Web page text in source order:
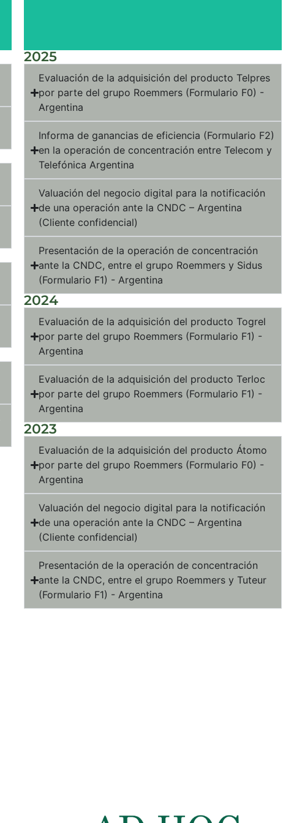
elit
dolor
This
is
2025
Evaluación de la adquisición del producto Telpres
por parte del grupo Roemmers (Formulario F0) -
Argentina
Informa de ganancias de eficiencia (Formulario F2)
en la operación de concentración entre Telecom y
Telefónica Argentina
Valuación del negocio digital para la notificación
de una operación ante la CNDC – Argentina
(Cliente confidencial)
Presentación de la operación de concentración
ante la CNDC, entre el grupo Roemmers y Sidus
(Formulario F1) - Argentina
2024
Evaluación de la adquisición del producto Togrel
por parte del grupo Roemmers (Formulario F1) -
Argentina
Evaluación de la adquisición del producto Terloc
por parte del grupo Roemmers (Formulario F1) -
Argentina
2023
Evaluación de la adquisición del producto Átomo
por parte del grupo Roemmers (Formulario F0) -
Argentina
Valuación del negocio digital para la notificación
de una operación ante la CNDC – Argentina
(Cliente confidencial)
Presentación de la operación de concentración
ante la CNDC, entre el grupo Roemmers y Tuteur
(Formulario F1) - Argentina